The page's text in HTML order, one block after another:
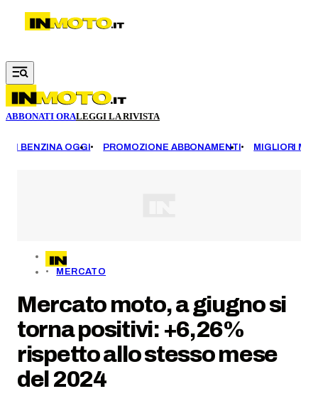
Vai al contenuto principale
ABBONATI ORALEGGI LA RIVISTA
BENZINA OGGI PROMOZIONE ABBONAMENTI MIGLIORI
MERCATO
Mercato moto, a giugno si
torna positivi: +6,26%
rispetto allo stesso mese
del 2024